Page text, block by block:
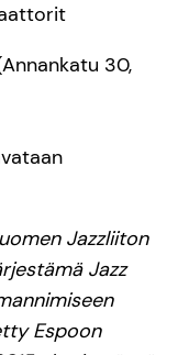
30,
Jazzliiton
Jazz
Espoon